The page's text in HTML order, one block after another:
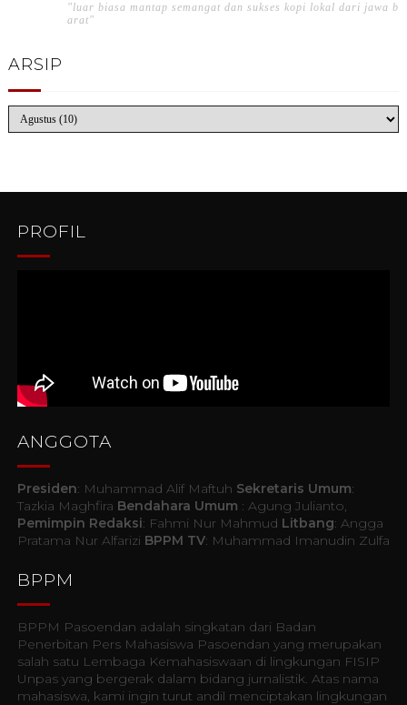
"luar biasa mantap semangat dan sukses kopi lokal dari jawa b
arat"
ARSIP
PROFIL
ANGGOTA
Presiden: Muhammad Alif Maftuh Sekretaris Umum:
Tazkia Maghfira Bendahara Umum : Agung Julianto,
Pemimpin Redaksi: Fahmi Nur Mahmud Litbang: Angga
Pratama Nur Alfarizi BPPM TV: Muhammad Imanudin Zulfa
BPPM
BPPM Pasoendan adalah singkatan dari Badan
Penerbitan Pers Mahasiswa Pasoendan yang merupakan
salah satu Lembaga Kemahasiswaan di lingkungan FISIP
Unpas yang bergerak dalam bidang jurnalistik. Atas nama
mahasiswa, kami ingin turut andil menciptakan lingkungan